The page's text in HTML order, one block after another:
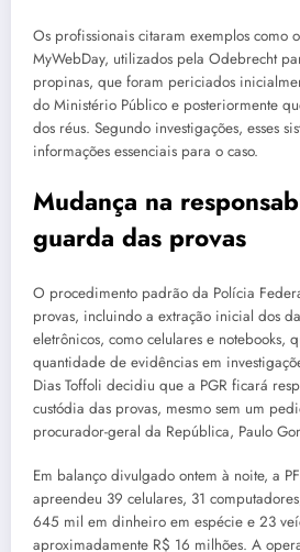
Os profissionais citaram exemplos como
MyWebDay, utilizados pela Odebrecht
propinas, que foram periciados
do Ministério Público e posteriormente
dos réus. Segundo investigações, esses
informações essenciais para o caso.
Mudança na
guarda das provas
O procedimento padrão da Polícia
provas, incluindo a extração inicial dos
eletrônicos, como celulares e notebooks,
quantidade de evidências em
Dias Toffoli decidiu que a PGR ficará
custódia das provas, mesmo sem um
procurador-geral da República, Paulo
Em balanço divulgado ontem à noite, a
apreendeu 39 celulares, 31
645 mil em dinheiro em espécie e 23
aproximadamente R$ 16 milhões. A